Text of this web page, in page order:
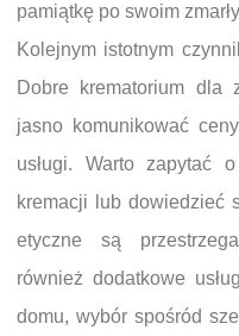
pamiątkę po swoim
Kolejnym istotnym
Dobre krematorium dla
jasno komunikować
usługi. Warto zapytać
kremacji lub dowiedzieć
etyczne są
również dodatkowe
domu, wybór spośród